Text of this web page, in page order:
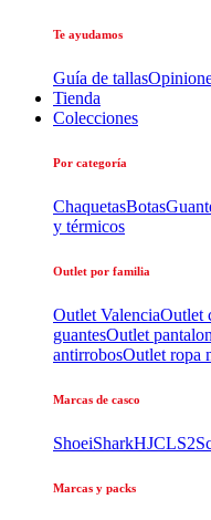
Te ayudamos
Guía de tallas
Tienda
Colecciones
Por categoría
ChaquetasBotas
y térmicos
Outlet por familia
Outlet ValenciaOutlet
guantesOutlet
antirrobosOutlet ropa
Marcas de casco
ShoeiSharkHJCLS2
Marcas y packs